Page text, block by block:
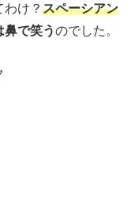
わけ？ スペーシアン
鼻で笑うのでした。